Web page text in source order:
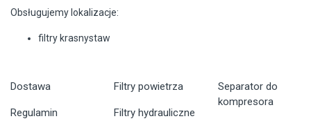
Obsługujemy lokalizacje:
filtry krasnystaw
Dostawa
Regulamin
Filtry powietrza
Filtry hydrauliczne
Separator do
kompresora